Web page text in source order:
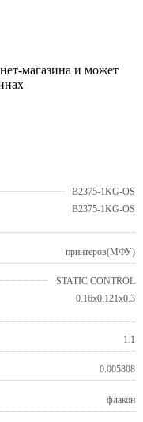
магазина и может
B2375-1KG-OS
B2375-1KG-OS
принтеров(МФУ)
STATIC CONTROL
0.16x0.121x0.3
1.1
0.005808
флакон